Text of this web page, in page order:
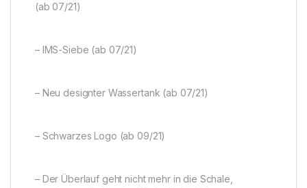
(ab 07/21)
– IMS-Siebe (ab 07/21)
– Neu designter Wassertank (ab 07/21)
– Schwarzes Logo (ab 09/21)
– Der Überlauf geht nicht mehr in die Schale,